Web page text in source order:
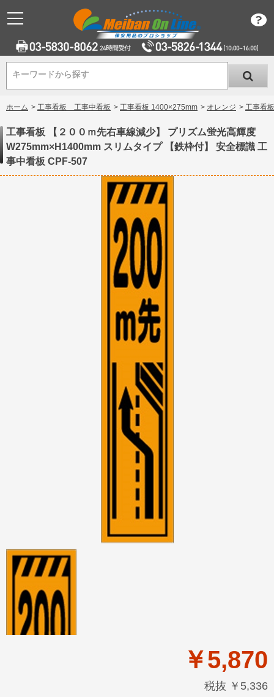
キーワードから探す
キーワードから探す
ホーム > 工事看板 工事中看板 > 工事看板 1400×275mm > オレンジ > 工事看
工事看板 【２００ｍ先右車線減少】 プリズム蛍光高輝度
W275mm×H1400mm スリムタイプ 【鉄枠付】 安全標識 工
事中看板 CPF-507
￥5,870
税抜 ￥5,336